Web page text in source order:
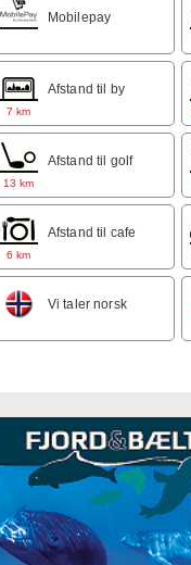
Mobilepay
7 km
Afstand til by
13 km
Afstand til golf
6 km
Afstand til cafe
Vi taler norsk